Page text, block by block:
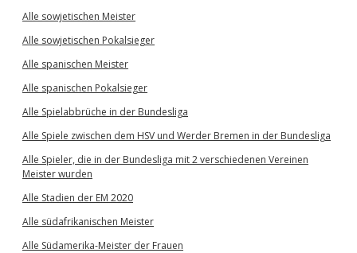
Alle sowjetischen Meister
Alle sowjetischen Pokalsieger
Alle spanischen Meister
Alle spanischen Pokalsieger
Alle Spielabbrüche in der Bundesliga
Alle Spiele zwischen dem HSV und Werder Bremen in der Bundesliga
Alle Spieler, die in der Bundesliga mit 2 verschiedenen Vereinen
Meister wurden
Alle Stadien der EM 2020
Alle südafrikanischen Meister
Alle Südamerika-Meister der Frauen